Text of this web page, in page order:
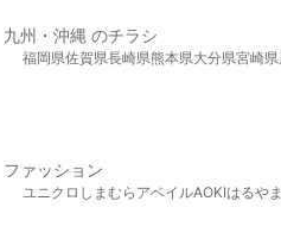
九州・沖縄 のチラシ
福岡県佐賀県長崎県熊本県大分県宮崎県
ファッション
ユニクロ しまむら アベイルAOKIはるやま